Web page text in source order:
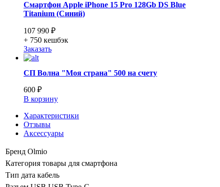
Смартфон Apple iPhone 15 Pro 128Gb DS Blue
Titanium (Синий)
107 990 ₽
+ 750 кешбэк
Заказать
СП Волна "Моя страна" 500 на счету
600 ₽
В корзину
Характеристики
Отзывы
Аксессуары
Бренд Olmio
Категория товары для смартфона
Тип дата кабель